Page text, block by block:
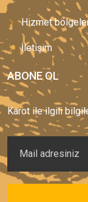
Hizmet
İletişim
ABONE OL
Karot ile ilgili